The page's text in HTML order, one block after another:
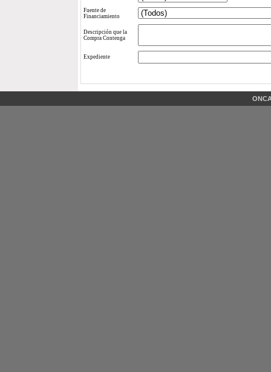
Fuente de
Financiamiento
Descripción que la
Compra Contenga
Expediente